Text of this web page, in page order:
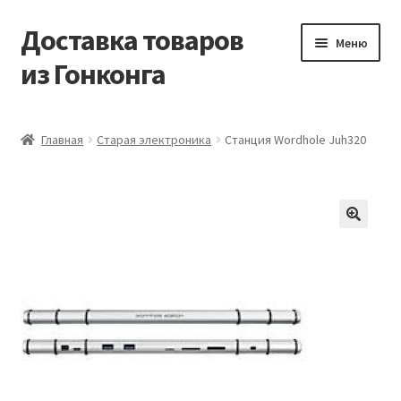
Перейти
к
навигации
Перейти
к
содержимому
Доставка товаров
из Гонконга
Меню
Новости
Оптовый склад
Главная Старая электроника Станция Wordhole Juh320